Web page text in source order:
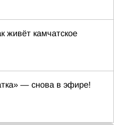
камчатское
— снова в эфире!